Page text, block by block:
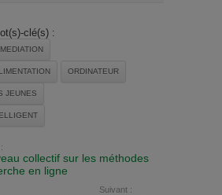
clé(s) :
ORDINATEUR
JEUNES
collectif sur les méthodes
en ligne
Suivant :